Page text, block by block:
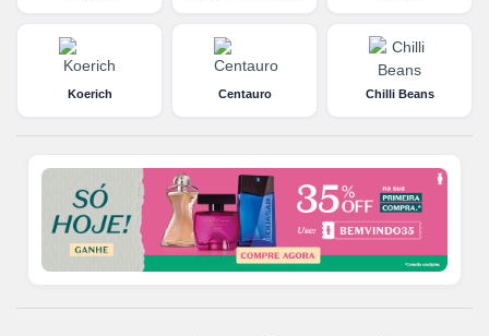
Koerich Centauro Chilli Beans